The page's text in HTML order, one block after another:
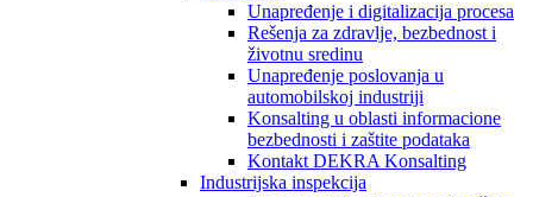
Unapređenje i digitalizacija procesa
Rešenja za zdravlje, bezbednost i
životnu sredinu
Unapređenje poslovanja u
automobilskoj industriji
Konsalting u oblasti informacione
bezbednosti i zaštite podataka
Kontakt DEKRA Konsalting
Industrijska inspekcija